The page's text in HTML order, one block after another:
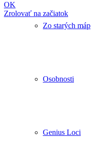
Zo starých máp
Osobnosti
Genius Loci
OK
Zrolovať na začiatok